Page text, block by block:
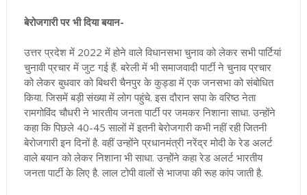
बेरोजगारी पर भी दिया बयान-
उत्तर प्रदेश में 2022 में होने वाले विधानसभा चुनाव को लेकर सभी पार्टियां
चुनावी प्रचार में जुट गई हैं. बरेली में भी समाजवादी पार्टी ने चुनाव प्रचार
को लेकर बुधवार को बिथरी चैनपुर के कुड्डा में एक जनसभा को संबोधित
किया. जिसमें बड़ी संख्या में लोग पहुंचे. इस दौरान सपा के वरिष्ठ नेता
रामगोविंद चौधरी ने भारतीय जनता पार्टी पर जमकर निशाना साधा. उन्होंने
कहा कि पिछले 40-45 सालों में इतनी बेरोजगारी कभी नहीं रही जितनी
बेरोजगारी इन दिनों है. वहीं उन्होंने प्रधानमंत्री नरेंद्र मोदी के रेड अलर्ट
वाले बयान को लेकर निशाना भी साधा. उन्होंने कहा रेड अलर्ट भारतीय
जनता पार्टी के लिए है. लाल टोपी वालों से भाजपा की रूह कांप जाती है.